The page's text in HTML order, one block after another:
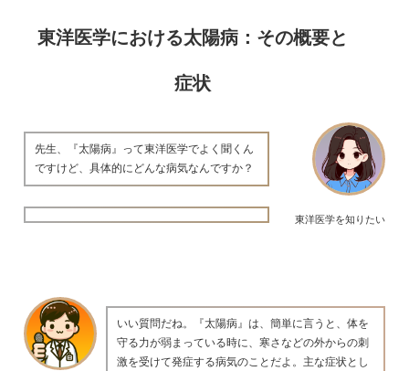
東洋医学における太陽病：その概要と
症状
東洋医学を知りたい
先生、『太陽病』って東洋医学でよく聞くん
ですけど、具体的にどんな病気なんですか？
いい質問だね。『太陽病』は、簡単に言うと、体を
守る力が弱まっている時に、寒さなどの外からの刺
激を受けて発症する病気のことだよ。主な症状とし